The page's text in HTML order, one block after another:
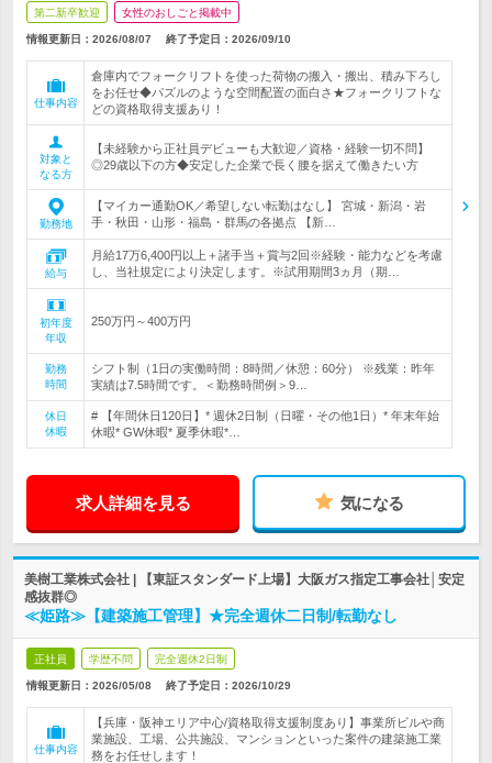
第二新卒歓迎 女性のおしごと掲載中
情報更新日：2026/08/07 終了予定日： 2026/09/10
仕事内容
倉庫内でフォークリフトを使った荷物の搬入・搬出、積み下ろし
をお任せ◆パズルのような空間配置の面白さ★フォークリフトな
どの資格取得支援あり！
対象と
なる方
【未経験から正社員デビューも大歓迎／資格・経験一切不問】
◎29歳以下の方◆安定した企業で長く腰を据えて働きたい方
勤務地
【マイカー通勤OK／希望しない転勤はなし】 宮城・新潟・岩
手・秋田・山形・福島・群馬の各拠点 【新…
給与
月給17万6,400円以上＋諸手当＋賞与2回※経験・能力などを考慮
し、当社規定により決定します。※試用期間3ヵ月（期…
初年度
年収
250万円～400万円
勤務
時間
シフト制（1日の実働時間：8時間／休憩：60分） ※残業：昨年
実績は7.5時間です。＜勤務時間例＞9…
休日
休暇
# 【年間休日120日】* 週休2日制（日曜・その他1日）* 年末年始
休暇* GW休暇* 夏季休暇*…
求人詳細を見る 気になる
美樹工業株式会社 | 【東証スタンダード上場】大阪ガス指定工事会社│安定
感抜群◎
≪姫路≫【建築施工管理】★完全週休二日制/転勤なし
正社員 学歴不問 完全週休2日制
情報更新日：2026/05/08 終了予定日： 2026/10/29
仕事内容
【兵庫・阪神エリア中心/資格取得支援制度あり】事業所ビルや商
業施設、工場、公共施設、マンションといった案件の建築施工業
務をお任せします！